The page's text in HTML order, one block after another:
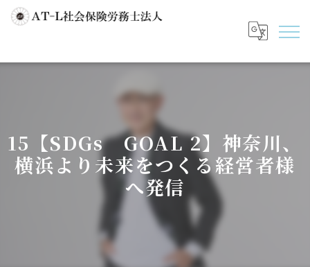
15【SDGs GOAL 2】神奈川、
横浜より未来をつくる経営者様
へ発信